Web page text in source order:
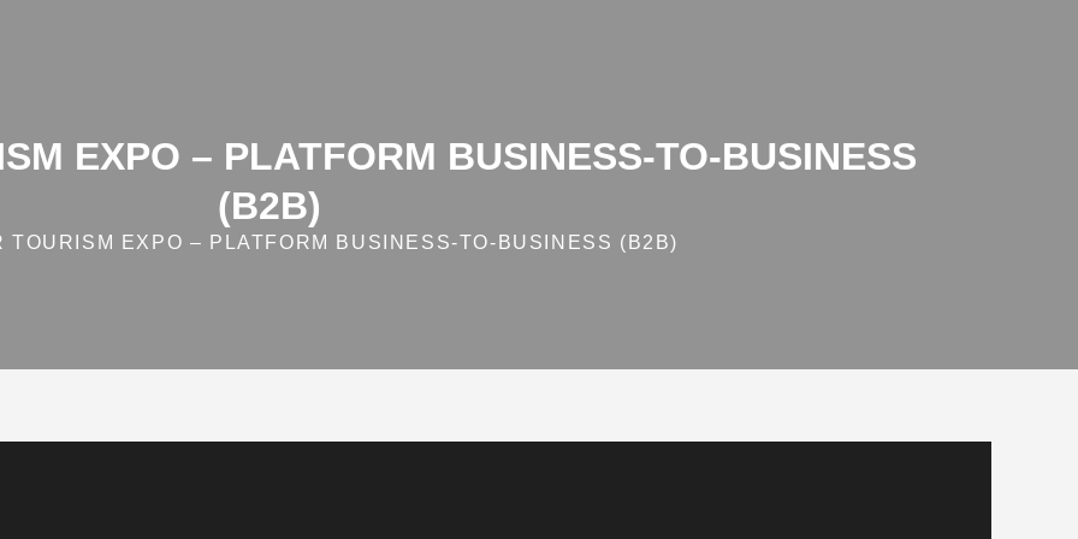
EXPO – PLATFORM BUSINESS‑TO‑BUSINESS
(B2B)
TOURISM EXPO – PLATFORM BUSINESS‑TO‑BUSINESS (B2B)